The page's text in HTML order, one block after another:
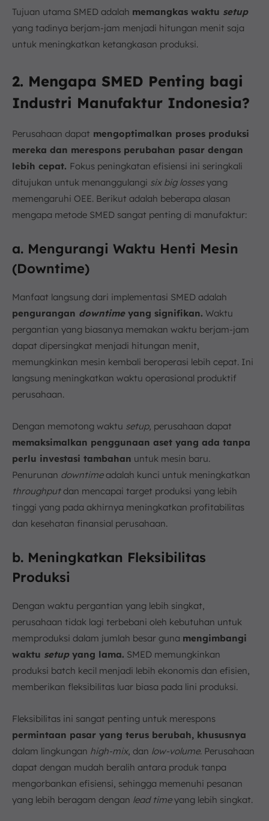
Tujuan utama SMED adalah memangkas waktu setup
yang tadinya berjam-jam menjadi hitungan menit saja
untuk meningkatkan ketangkasan produksi.
2. Mengapa SMED Penting bagi
Industri Manufaktur Indonesia?
Perusahaan dapat mengoptimalkan proses produksi
mereka dan merespons perubahan pasar dengan
lebih cepat. Fokus peningkatan efisiensi ini seringkali
ditujukan untuk menanggulangi six big lossesyang
memengaruhi OEE. Berikut adalah beberapa alasan
mengapa metode SMED sangat penting di manufaktur:
a. Mengurangi Waktu Henti Mesin
(Downtime)
Manfaat langsung dari implementasi SMED adalah
pengurangan downtimeyang signifikan. Waktu
pergantian yang biasanya memakan waktu berjam-jam
dapat dipersingkat menjadi hitungan menit,
memungkinkan mesin kembali beroperasi lebih cepat. Ini
langsung meningkatkan waktu operasional produktif
perusahaan.
Dengan memotong waktu setup, perusahaan dapat
memaksimalkan penggunaan aset yang ada tanpa
perlu investasi tambahan untuk mesin baru.
Penurunan downtimeadalah kunci untuk meningkatkan
throughputdan mencapai target produksi yang lebih
tinggi yang pada akhirnya meningkatkan profitabilitas
dan kesehatan finansial perusahaan.
b. Meningkatkan Fleksibilitas
Produksi
Dengan waktu pergantian yang lebih singkat,
perusahaan tidak lagi terbebani oleh kebutuhan untuk
memproduksi dalam jumlah besar guna mengimbangi
waktu setupyang lama. SMED memungkinkan
produksi batch kecil menjadi lebih ekonomis dan efisien,
memberikan fleksibilitas luar biasa pada lini produksi.
Fleksibilitas ini sangat penting untuk merespons
permintaan pasar yang terus berubah, khususnya
dalam lingkungan high-mix, dan low-volume. Perusahaan
dapat dengan mudah beralih antara produk tanpa
mengorbankan efisiensi, sehingga memenuhi pesanan
yang lebih beragam dengan lead timeyang lebih singkat.